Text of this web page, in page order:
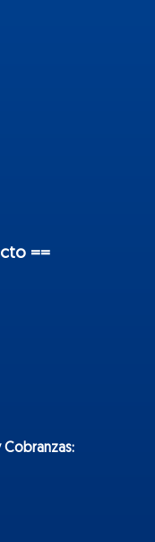
==
Cobranzas: